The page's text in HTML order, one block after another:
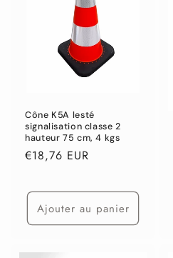
Cône K5A lesté
signalisation classe 2
hauteur 75 cm, 4 kgs
Prix
€18,76 EUR
Ajouter au panier